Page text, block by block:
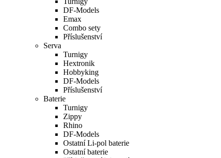
DF-Models
Emax
Combo sety
Příslušenství
Serva
Turnigy
Hextronik
Hobbyking
DF-Models
Příslušenství
Baterie
Turnigy
Zippy
Rhino
DF-Models
Ostatní Li-pol baterie
Ostatní baterie